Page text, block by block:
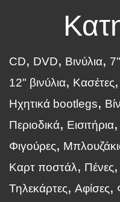
CD DVD Βινύλια
12" βινύλια
Κασέτες
Ηχητικά bootlegs
Περιοδικά
Εισιτήρια
Φιγούρες
Καρτ ποστάλ
Πένες
Τηλεκάρτες
Αφίσες